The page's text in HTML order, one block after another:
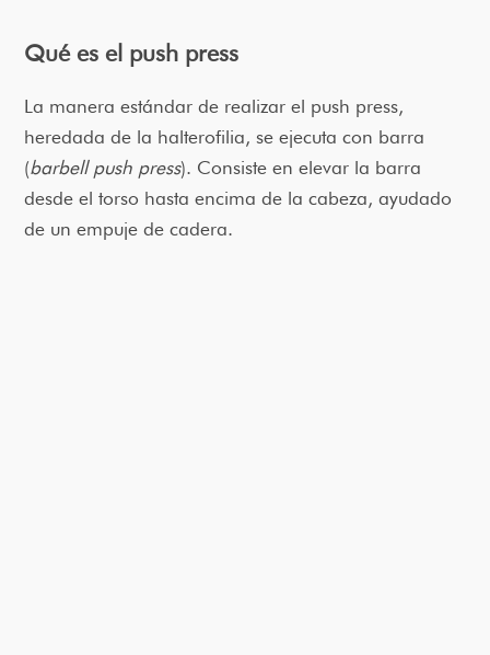
Qué es el push press
La manera estándar de realizar el push press,
heredada de la halterofilia, se ejecuta con barra
(barbell push press). Consiste en elevar la barra
desde el torso hasta encima de la cabeza, ayudado
de un empuje de cadera.